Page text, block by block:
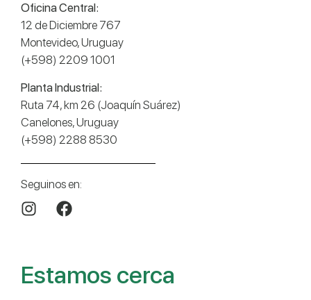
Oficina Central:
12 de Diciembre 767
Montevideo, Uruguay
(+598) 2209 1001
Planta Industrial:
Ruta 74, km 26 (Joaquín Suárez)
Canelones, Uruguay
(+598) 2288 8530
Seguinos en:
Estamos cerca